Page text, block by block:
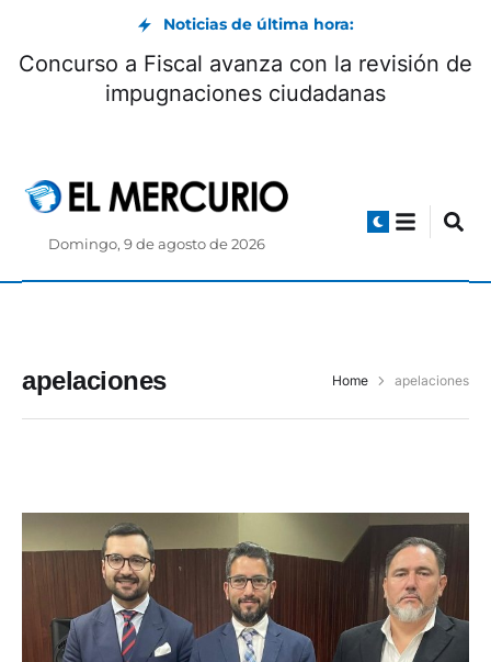
Noticias de última hora:
Concurso a Fiscal avanza con la revisión de
impugnaciones ciudadanas
Domingo, 9 de agosto de 2026
apelaciones Home apelaciones